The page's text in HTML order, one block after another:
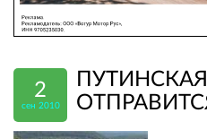
2
сен 2010
ПУТИНСКАЯ